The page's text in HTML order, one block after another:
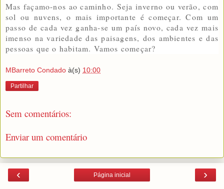
Mas façamo-nos ao caminho. Seja inverno ou verão, com
sol ou nuvens, o mais importante é começar. Com um
passo de cada vez ganha-se um país novo, cada vez mais
imenso na variedade das paisagens, dos ambientes e das
pessoas que o habitam. Vamos começar?
MBarreto Condado à(s) 10:00
Partilhar
Sem comentários:
Enviar um comentário
‹ ›
Página inicial